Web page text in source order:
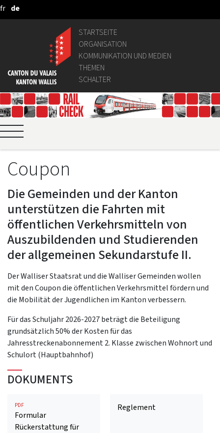
Zum Hauptinhalt springen
fr de
STARTSEITE
ORGANISATION
KOMMUNIKATION UND MEDIEN
THEMEN
SCHALTER
Coupon
Die Gemeinden und der Kanton
unterstützen die Fahrten mit
öffentlichen Verkehrsmitteln von
Auszubildenden und Studierenden
der allgemeinen Sekundarstufe II.
Der Walliser Staatsrat und die Walliser Gemeinden wollen
mit den Coupon die öffentlichen Verkehrsmittel fördern und
die Mobilität der Jugendlichen im Kanton verbessern.
Für das Schuljahr 2026-2027 beträgt die Beteiligung
grundsätzlich 50% der Kosten für das
Jahresstreckenabonnement 2. Klasse zwischen Wohnort und
Schulort (Hauptbahnhof)
DOKUMENTS
PDF
Formular
Rückerstattung für
Reglement